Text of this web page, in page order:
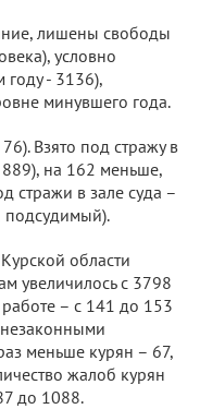
лишены свободы
условно
- 3136),
минувшего года.
Взято под стражу в
889), на 162 меньше,
стражи в зале суда –
подсудимый).
области
увеличилось с 3798
– с 141 до 153
незаконными
меньше курян – 67,
жалоб курян
до 1088.